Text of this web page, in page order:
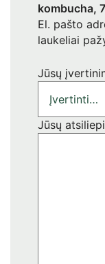
kombucha,
El. pašto
laukeliai
Jūsų
Jūsų